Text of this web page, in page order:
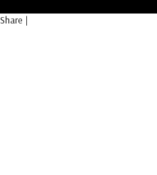
Share |